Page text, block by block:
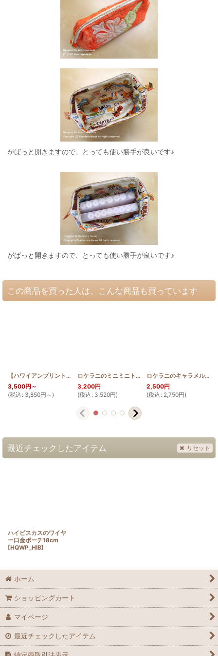
がばっと開きますので、とっても使い勝手が良いです♪
がばっと開きますので、とっても使い勝手が良いです♪
この商品を買った人は、こんな商品も買っています
【ハワイアンプリントはお任せ】お散歩 サコッシュ ラウアエ [
3,500円 ～
(税込 : 3,850円 ～)
ロケラニのミニミニトート [HQBMINIMINI_LO]
3,200円
(税込 : 3,520円)
ロケラニのキャラメルポーチ 薄型
2,500円
(税込 : 2,750円)
最近チェックしたアイテム リセット
ハイビスカスのワイヤ
ー口金ポーチ18cm
[HQWP_HIB]
ホーム
ショッピングカート
マイページ
最近チェックしたアイテム